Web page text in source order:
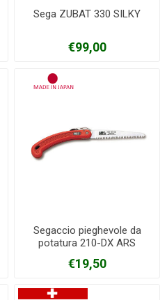
Sega ZUBAT 330 SILKY
€99,00
Segaccio pieghevole da
potatura 210-DX ARS
€19,50